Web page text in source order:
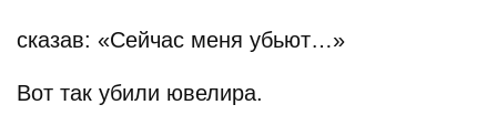
сказав: «Сейчас меня убьют…»
Вот так убили ювелира.